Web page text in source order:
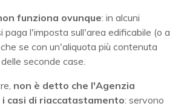
funziona ovunque: in alcuni
paga l'imposta sull'area edificabile (o a
se con un'aliquota più contenuta
seconde case.
non è detto che l'Agenzia
casi di riaccatastamento: servono